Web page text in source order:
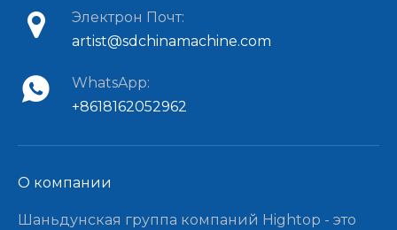
Электрон Почт:
artist@sdchinamachine.com
WhatsApp:
+8618162052962
О компании​​​​​​​
Шаньдунская группа компаний Hightop - это